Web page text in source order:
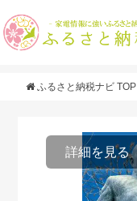
ふるさと納税ナビ TOP
詳細を見る